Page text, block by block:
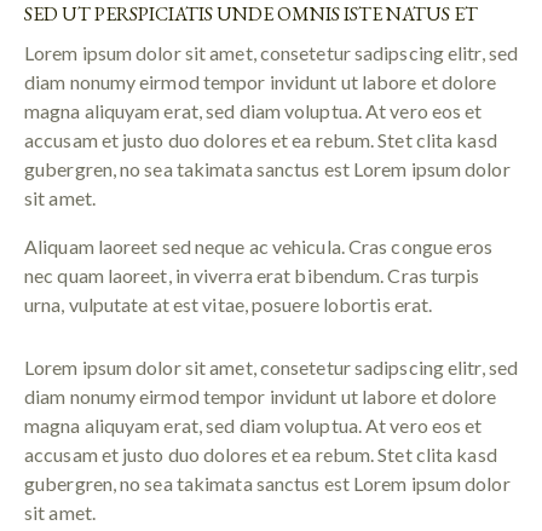
SED UT PERSPICIATIS UNDE OMNIS ISTE NATUS ET
Lorem ipsum dolor sit amet, consetetur sadipscing elitr, sed
diam nonumy eirmod tempor invidunt ut labore et dolore
magna aliquyam erat, sed diam voluptua. At vero eos et
accusam et justo duo dolores et ea rebum. Stet clita kasd
gubergren, no sea takimata sanctus est Lorem ipsum dolor
sit amet.
Aliquam laoreet sed neque ac vehicula. Cras congue eros
nec quam laoreet, in viverra erat bibendum. Cras turpis
urna, vulputate at est vitae, posuere lobortis erat.
Lorem ipsum dolor sit amet, consetetur sadipscing elitr, sed
diam nonumy eirmod tempor invidunt ut labore et dolore
magna aliquyam erat, sed diam voluptua. At vero eos et
accusam et justo duo dolores et ea rebum. Stet clita kasd
gubergren, no sea takimata sanctus est Lorem ipsum dolor
sit amet.